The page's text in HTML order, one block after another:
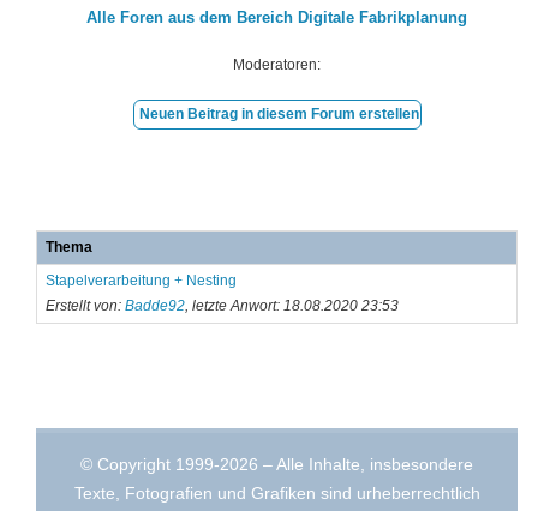
Alle Foren aus dem Bereich Digitale Fabrikplanung
Moderatoren:
Neuen Beitrag in diesem Forum erstellen
Thema
Stapelverarbeitung + Nesting
Erstellt von: Badde92, letzte Anwort: 18.08.2020 23:53
© Copyright 1999-2026 – Alle Inhalte, insbesondere
Texte, Fotografien und Grafiken sind urheberrechtlich